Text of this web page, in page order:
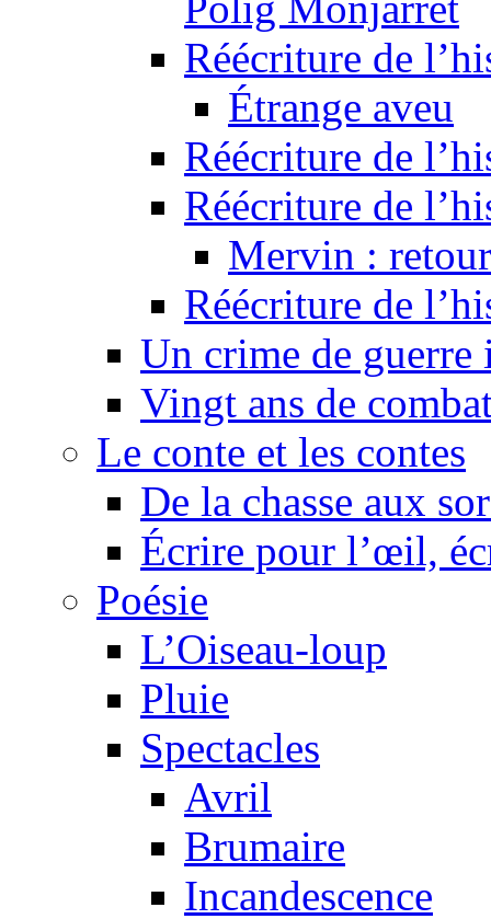
Réécriture de
Étrange aveu
Réécriture de
Réécriture de
Mervin :
Réécriture de
Un crime de guerre
Vingt ans de
Le conte et les contes
De la chasse aux
Écrire pour l’œil,
Poésie
L’Oiseau-loup
Pluie
Spectacles
Avril
Brumaire
Incandescence